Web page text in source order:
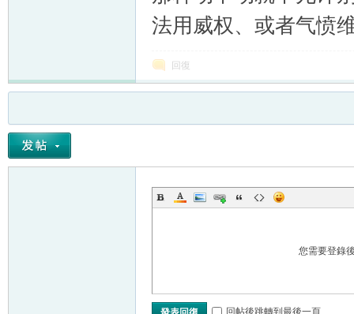
法用威权、或者气愤
回復
您需要登錄
回帖後跳轉到最後一頁